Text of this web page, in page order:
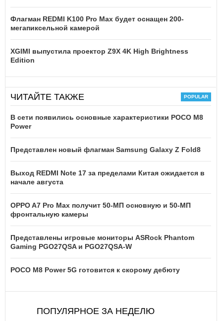
Флагман REDMI K100 Pro Max будет оснащен 200-
мегапиксельной камерой
XGIMI выпустила проектор Z9X 4K High Brightness
Edition
ЧИТАЙТЕ ТАКЖЕ
В сети появились основные характеристики POCO M8
Power
Представлен новый флагман Samsung Galaxy Z Fold8
Выход REDMI Note 17 за пределами Китая ожидается в
начале августа
OPPO A7 Pro Max получит 50-МП основную и 50-МП
фронтальную камеры
Представлены игровые мониторы ASRock Phantom
Gaming PGO27QSA и PGO27QSA-W
POCO M8 Power 5G готовится к скорому дебюту
ПОПУЛЯРНОЕ ЗА НЕДЕЛЮ